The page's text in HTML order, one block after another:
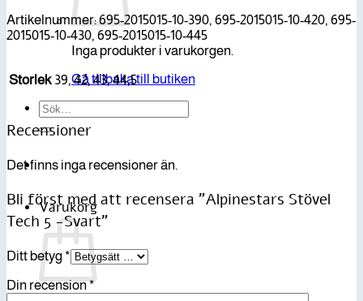
Inga produkter i varukorgen.
Gå tillbaka till butiken
Sök
efter:
Varukorg
Artikelnummer: 695-2015015-10-390, 695-2015015-10-420, 695-
2015015-10-430, 695-2015015-10-445
Storlek 39, 42, 43, 44,5
Recensioner
Det finns inga recensioner än.
Bli först med att recensera ”Alpinestars Stövel
Tech 5 -Svart”
Ditt betyg*
Din recension*